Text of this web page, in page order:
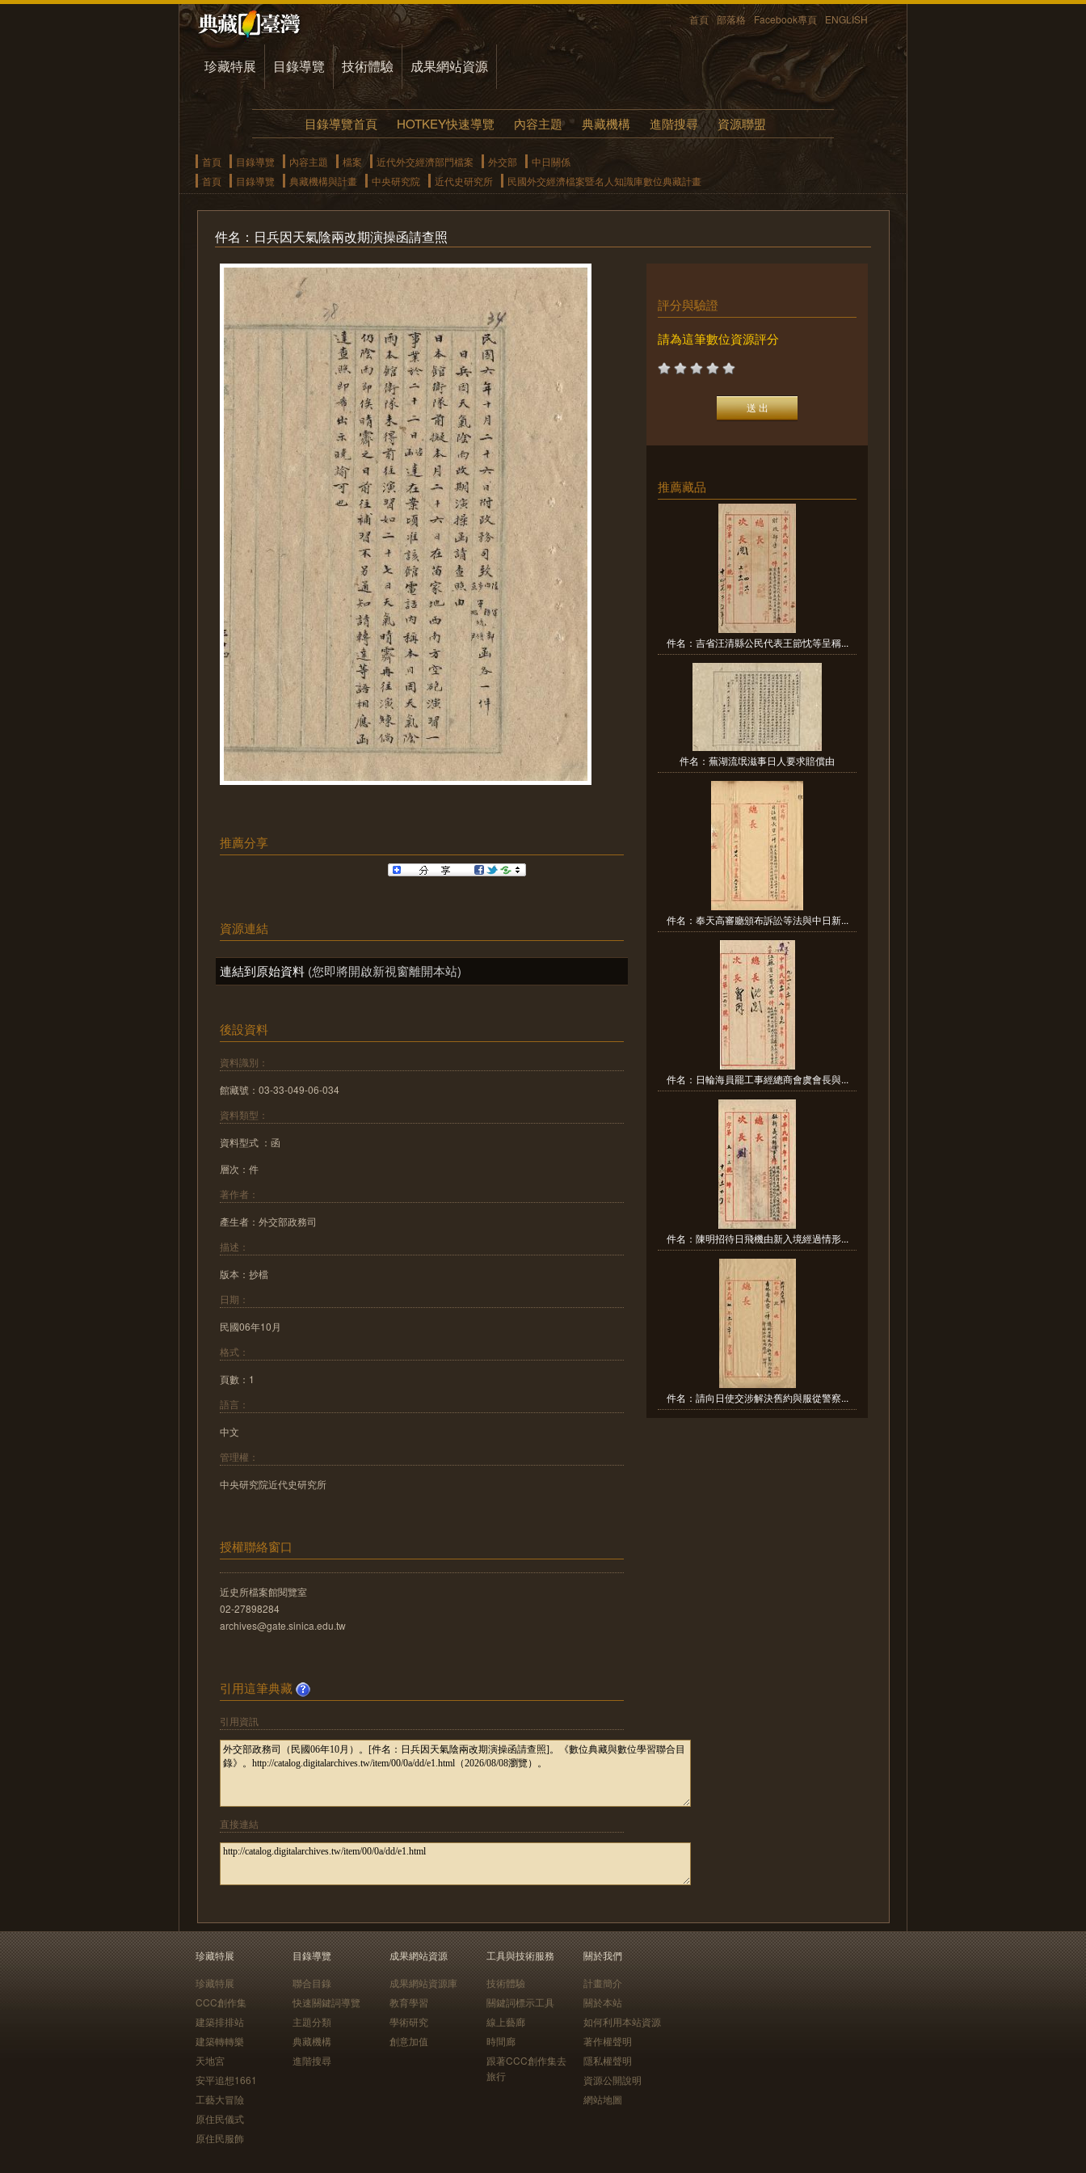
首頁 部落格 Facebook專頁 ENGLISH
珍藏特展 目錄導覽 技術體驗 成果網站資源
目錄導覽首頁 HOTKEY快速導覽 內容主題 典藏機構 進階搜尋 資源聯盟
首頁 目錄導覽 內容主題 檔案 近代外交經濟部門檔案 外交部
中日關係
首頁
目錄導覽 典藏機構與計畫 中央研究院 近代史研究所 民國外交經濟檔案暨名人知識庫數位典藏計畫
件名：日兵因天氣陰兩改期演操函請查照
推薦分享
資源連結
連結到原始資料 (您即將開啟新視窗離開本站)
後設資料
資料識別：
館藏號：03-33-049-06-034
資料類型：
資料型式 ：函
層次：件
著作者：
產生者：外交部政務司
描述：
版本：抄檔
日期：
民國06年10月
格式：
頁數：1
語言：
中文
管理權：
中央研究院近代史研究所
授權聯絡窗口
近史所檔案館閱覽室
02-27898284
archives@gate.sinica.edu.tw
引用這筆典藏
引用資訊
直接連結
評分與驗證
請為這筆數位資源評分
推薦藏品
件名：吉省汪清縣公民代表王節忱等呈稱...
件名：蕪湖流氓滋事日人要求賠償由
件名：奉天高審廳頒布訴訟等法與中日新...
件名：日輪海員罷工事經總商會虞會長與...
件名：陳明招待日飛機由新入境經過情形...
件名：請向日使交涉解決舊約與服從警察...
珍藏特展
珍藏特展
CCC創作集
建築排排站
建築轉轉樂
天地宮
安平追想1661
工藝大冒險
原住民儀式
原住民服飾
目錄導覽
聯合目錄
快速關鍵詞導覽
主題分類
典藏機構
進階搜尋
成果網站資源
成果網站資源庫
教育學習
學術研究
創意加值
工具與技術服務
技術體驗
關鍵詞標示工具
線上藝廊
時間廊
跟著CCC創作集去
旅行
關於我們
計畫簡介
關於本站
如何利用本站資源
著作權聲明
隱私權聲明
資源公開說明
網站地圖